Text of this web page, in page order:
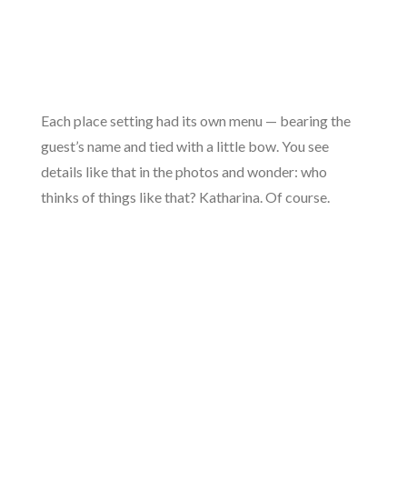
Each place setting had its own menu — bearing the
guest’s name and tied with a little bow. You see
details like that in the photos and wonder: who
thinks of things like that? Katharina. Of course.